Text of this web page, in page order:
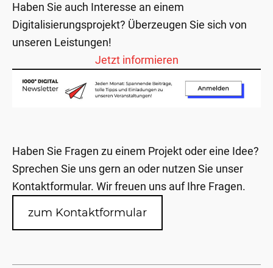
Haben Sie auch Interesse an einem
Digitalisierungsprojekt? Überzeugen Sie sich von
unseren Leistungen!
Jetzt informieren
Haben Sie Fragen zu einem Projekt oder eine Idee?
Sprechen Sie uns gern an oder nutzen Sie unser
Kontaktformular. Wir freuen uns auf Ihre Fragen.
zum Kontaktformular